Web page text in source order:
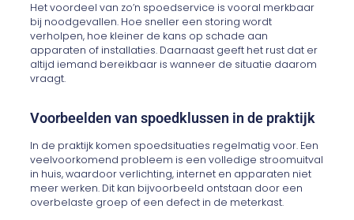
Het voordeel van zo’n spoedservice is vooral merkbaar
bij noodgevallen. Hoe sneller een storing wordt
verholpen, hoe kleiner de kans op schade aan
apparaten of installaties. Daarnaast geeft het rust dat er
altijd iemand bereikbaar is wanneer de situatie daarom
vraagt.
Voorbeelden van spoedklussen in de praktijk
In de praktijk komen spoedsituaties regelmatig voor. Een
veelvoorkomend probleem is een volledige stroomuitval
in huis, waardoor verlichting, internet en apparaten niet
meer werken. Dit kan bijvoorbeeld ontstaan door een
overbelaste groep of een defect in de meterkast.